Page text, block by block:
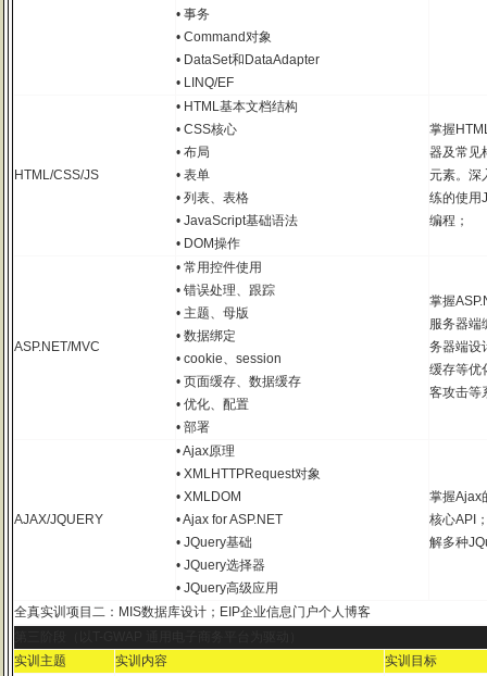
• 事务
• Command对象
• DataSet和DataAdapter
• LINQ/EF
HTML/CSS/JS
• HTML基本文档结构
• CSS核心
• 布局
• 表单
• 列表、表格
• JavaScript基础语法
• DOM操作
掌握
器及常见
元素。深
练的使
编程；
ASP.NET/MVC
• 常用控件使用
• 错误处理、跟踪
• 主题、母版
• 数据绑定
• cookie、session
• 页面缓存、数据缓存
• 优化、配置
• 部署
掌握
服务器端
务器端设
缓存等优
客攻击等
AJAX/JQUERY
• Ajax原理
• XMLHTTPRequest对象
• XMLDOM
• Ajax for ASP.NET
• JQuery基础
• JQuery选择器
• JQuery高级应用
掌握Ajax
核心API
解多种
全真实训项目二：MIS数据库设计；EIP企业信息门户个人博客
实训主题
实训内容 实训目标